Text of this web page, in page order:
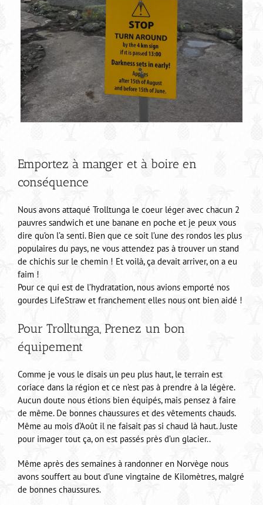
Emportez à manger et à boire en
conséquence
Nous avons attaqué Trolltunga le coeur léger avec chacun 2
pauvres sandwich et une banane en poche et je peux vous
dire qu’on l’a senti. Bien que ce soit l’une des rondos les plus
populaires du pays, ne vous attendez pas à trouver un stand
de chichis sur le chemin ! Et voilà, ça devait arriver, on a eu
faim !
Pour ce qui est de l’hydratation, nous avions emporté nos
gourdes LifeStraw et franchement elles nous ont bien aidé !
Pour Trolltunga, Prenez un bon
équipement
Comme je vous le disais un peu plus haut, le terrain est
coriace dans la région et ce n’est pas à prendre à la légère.
Aucun doute nous étions bien équipés, mais pensez à faire
de même. De bonnes chaussures et des vêtements chauds.
Même au mois d’Août il ne faisait pas si chaud là haut. Juste
pour imager tout ça, on est passés près d’un glacier..
Même après des semaines à randonner en Norvège nous
avons souffert au bout d’une vingtaine de Kilomètres, malgré
de bonnes chaussures.